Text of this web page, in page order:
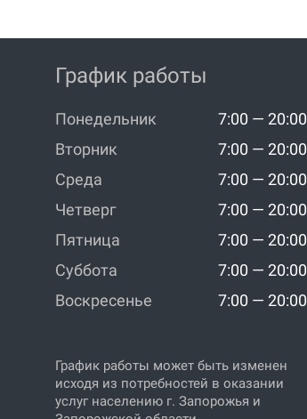
График работы
Понедельник
7:00 — 20:00
Вторник
7:00 — 20:00
Среда
7:00 — 20:00
Четверг
7:00 — 20:00
Пятница
7:00 — 20:00
Суббота
7:00 — 20:00
Воскресенье
7:00 — 20:00
График работы может быть изменен
исходя из потребностей в оказании
услуг населению г. Запорожья и